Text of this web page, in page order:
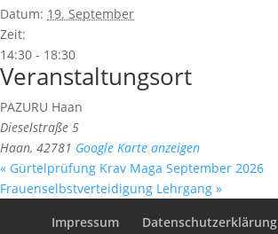
Datum: 19. September
Zeit:
14:30 - 18:30
Veranstaltungsort
PAZURU Haan
Dieselstraße 5
Haan, 42781 Google Karte anzeigen
« Gürtelprüfung Krav Maga September 2026
Frauenselbstverteidigung Lehrgang »
Impressum
Datenschutzerklärung